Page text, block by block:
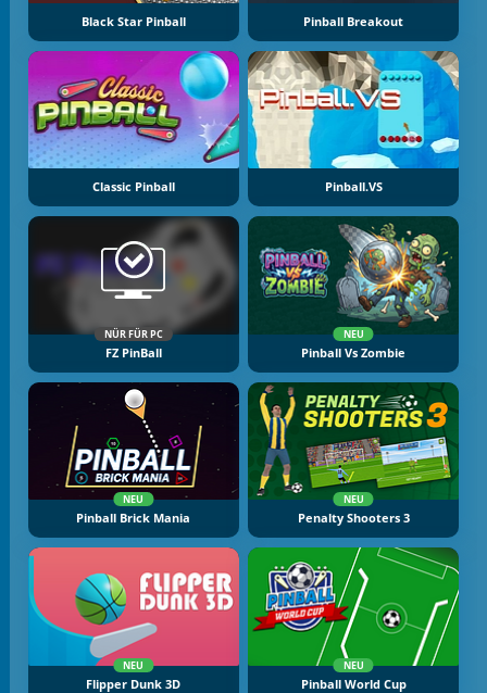
Black Star Pinball Pinball Breakout
Classic Pinball Pinball.VS
NÜR FÜR PC
FZ PinBall
NEU
Pinball Vs Zombie
NEU
Pinball Brick Mania
NEU
Penalty Shooters 3
NEU
Flipper Dunk 3D
NEU
Pinball World Cup